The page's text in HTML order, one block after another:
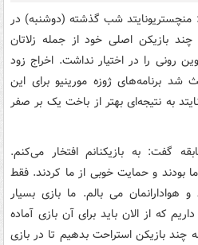
شب گذشته (دوشنبه) در
بازیکن اصلی خود از جمله زلاتان
رونی را در اختیار نداشت. اخراج زود
برنامه‌های ژوزه مورینیو برای این
به نتیجه‌ای بهتر از باخت یک بر صفر
گفت‌: به بازیکنانم افتخار می‌کنم.
بودند و حمایت خوبی از ما کردند. فقط
هوادارانمان می بالم. ما بازی بسیار
که از الان باید برای آن بازی آماده
بازیکن استراحت بدهیم تا در بازی